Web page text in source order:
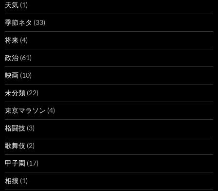
天気 (1)
季節ネタ (33)
将来 (4)
政治 (61)
映画 (10)
未分類 (22)
東京マラソン (4)
格闘技 (3)
歌舞伎 (2)
甲子園 (17)
相撲 (1)